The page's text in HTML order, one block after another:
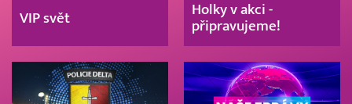
VIP svět
Holky v akci -
připravujeme!